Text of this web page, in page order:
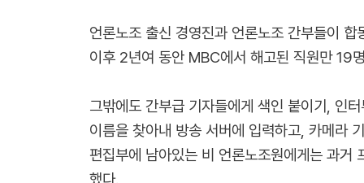
언론노조 출신 경영진과 언론노조 간부들이
이후 2년여 동안 MBC에서 해고된 직원만 19
그밖에도 간부급 기자들에게 색인 붙이기, 인
이름을 찾아내 방송 서버에 입력하고, 카메라
편집부에 남아있는 비 언론노조원에게는 과거